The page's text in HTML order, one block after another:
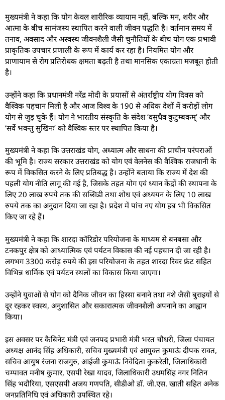
मुख्यमंत्री ने कहा कि योग केवल शारीरिक व्यायाम नहीं, बल्कि मन, शरीर और
आत्मा के बीच सामंजस्य स्थापित करने वाली जीवन पद्धति है। वर्तमान समय में
तनाव, अवसाद और अस्वस्थ जीवनशैली जैसी चुनौतियों के बीच योग एक प्रभावी
प्राकृतिक उपचार प्रणाली के रूप में कार्य कर रहा है। नियमित योग और
प्राणायाम से रोग प्रतिरोधक क्षमता बढ़ती है तथा मानसिक एकाग्रता मजबूत होती
है।
उन्होंने कहा कि प्रधानमंत्री नरेंद्र मोदी के प्रयासों से अंतर्राष्ट्रीय योग दिवस को
वैश्विक पहचान मिली है और आज विश्व के 190 से अधिक देशों में करोड़ों लोग
योग से जुड़ चुके हैं। योग ने भारतीय संस्कृति के संदेश ‘वसुधैव कुटुम्बकम्’ और
‘सर्वे भवन्तु सुखिनः’ को वैश्विक स्तर पर स्थापित किया है।
मुख्यमंत्री ने कहा कि उत्तराखंड योग, अध्यात्म और साधना की प्राचीन परंपराओं
की भूमि है। राज्य सरकार उत्तराखंड को योग एवं वेलनेस की वैश्विक राजधानी के
रूप में विकसित करने के लिए प्रतिबद्ध है। उन्होंने बताया कि राज्य में देश की
पहली योग नीति लागू की गई है, जिसके तहत योग एवं ध्यान केंद्रों की स्थापना के
लिए 20 लाख रुपये तक की सब्सिडी तथा शोध एवं अध्ययन के लिए 10 लाख
रुपये तक का अनुदान दिया जा रहा है। प्रदेश में पांच नए योग हब भी विकसित
किए जा रहे हैं।
मुख्यमंत्री ने कहा कि शारदा कॉरिडोर परियोजना के माध्यम से बनबसा और
टनकपुर क्षेत्र को आध्यात्मिक एवं पर्यटन विकास की नई पहचान दी जा रही है।
लगभग 3300 करोड़ रुपये की इस परियोजना के तहत शारदा रिवर फ्रंट सहित
विभिन्न धार्मिक एवं पर्यटन स्थलों का विकास किया जाएगा।
उन्होंने युवाओं से योग को दैनिक जीवन का हिस्सा बनाने तथा नशे जैसी बुराइयों से
दूर रहकर स्वस्थ, अनुशासित और सकारात्मक जीवनशैली अपनाने का आह्वान
किया।
इस अवसर पर कैबिनेट मंत्री एवं जनपद प्रभारी मंत्री भरत चौधरी, जिला पंचायत
अध्यक्ष आनंद सिंह अधिकारी, सचिव मुख्यमंत्री एवं आयुक्त कुमाऊं दीपक रावत,
सचिव आयुष रंजना राजगुरु, आईजी कुमाऊं निवेदिता कुकरेती, जिलाधिकारी
चम्पावत मनीष कुमार, एसपी रेखा यादव, जिलाधिकारी उधमसिंह नगर नितिन
सिंह भदौरिया, एसएसपी अजय गणपति, सीडीओ डॉ. जी.एस. खाती सहित अनेक
जनप्रतिनिधि एवं अधिकारी उपस्थित रहे।